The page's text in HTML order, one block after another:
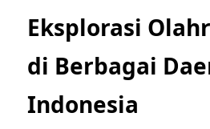
Eksplorasi
di Berbagai
Indonesia